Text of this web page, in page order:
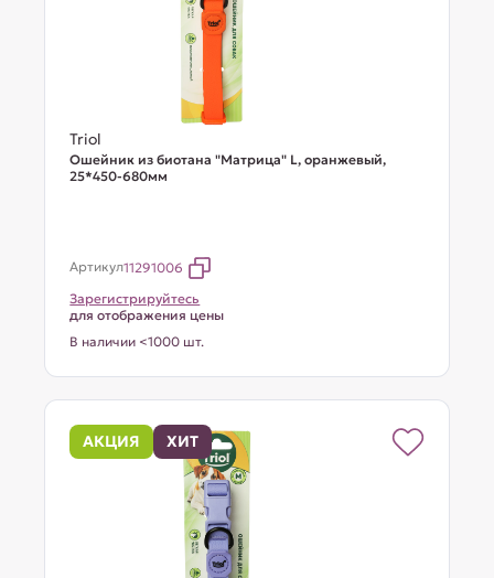
Triol
Ошейник из биотана "Матрица" L, оранжевый,
25*450-680мм
Артикул11291006
Зарегистрируйтесь
для отображения цены
В наличии <1000 шт.
АКЦИЯ ХИТ